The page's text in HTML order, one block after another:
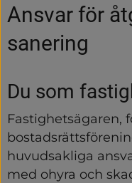
Ansvar för
sanering
Du som
Fastighetsägaren,
huvudsakliga
med ohyra och